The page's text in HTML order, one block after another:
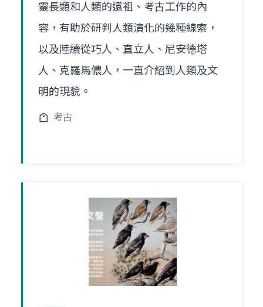
靈長類和人類的遠祖、考古工作的內
容，有助於研判人類演化的幾種線索，
以及陸續從巧人、直立人、尼安德塔
人、克羅馬儂人，一直介紹到人類及文
明的現貌。
考古